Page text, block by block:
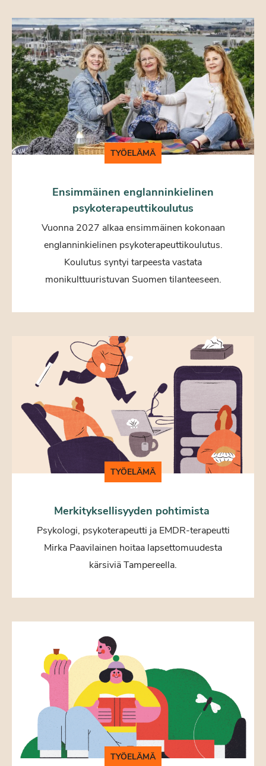
TYÖELÄMÄ
Ensimmäinen englanninkielinen
psykoterapeuttikoulutus
Vuonna 2027 alkaa ensimmäinen kokonaan
englanninkielinen psykoterapeuttikoulutus.
Koulutus syntyi tarpeesta vastata
monikulttuuristuvan Suomen tilanteeseen.
TYÖELÄMÄ
Merkityksellisyyden pohtimista
Psykologi, psykoterapeutti ja EMDR-terapeutti
Mirka Paavilainen hoitaa lapsettomuudesta
kärsiviä Tampereella.
TYÖELÄMÄ